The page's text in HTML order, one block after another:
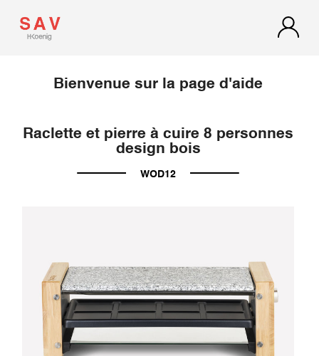
Bienvenue sur la page d'aide
Raclette et pierre à cuire 8 personnes
design bois
WOD12